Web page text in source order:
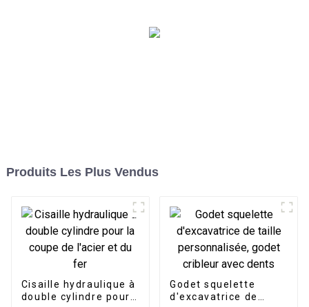
Produits Les Plus Vendus
Cisaille hydraulique à
double cylindre pour
Godet squelette
d'excavatrice de